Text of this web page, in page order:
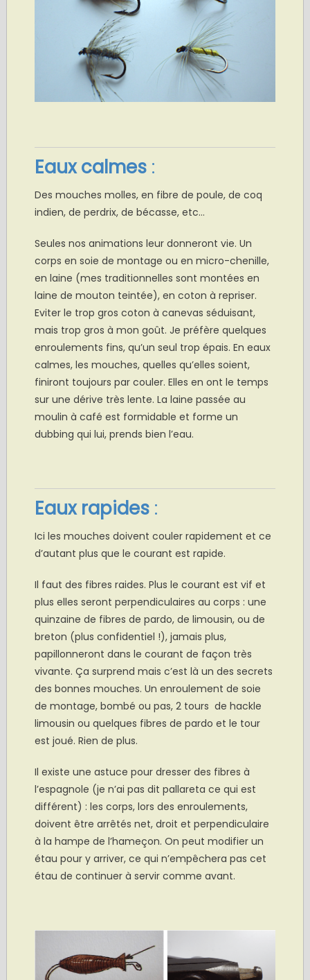
Eaux calmes:
Des mouches molles, en fibre de poule, de coq
indien, de perdrix, de bécasse, etc…
Seules nos animations leur donneront vie. Un
corps en soie de montage ou en micro-chenille,
en laine (mes traditionnelles sont montées en
laine de mouton teintée), en coton à repriser.
Eviter le trop gros coton à canevas séduisant,
mais trop gros à mon goût. Je préfère quelques
enroulements fins, qu’un seul trop épais. En eaux
calmes, les mouches, quelles qu’elles soient,
finiront toujours par couler. Elles en ont le temps
sur une dérive très lente. La laine passée au
moulin à café est formidable et forme un
dubbing qui lui, prends bien l’eau.
Eaux rapides:
Ici les mouches doivent couler rapidement et ce
d’autant plus que le courant est rapide.
Il faut des fibres raides. Plus le courant est vif et
plus elles seront perpendiculaires au corps : une
quinzaine de fibres de pardo, de limousin, ou de
breton (plus confidentiel !), jamais plus,
papillonneront dans le courant de façon très
vivante. Ça surprend mais c’est là un des secrets
des bonnes mouches. Un enroulement de soie
de montage, bombé ou pas, 2 tours de hackle
limousin ou quelques fibres de pardo et le tour
est joué. Rien de plus.
Il existe une astuce pour dresser des fibres à
l’espagnole (je n’ai pas dit pallareta ce qui est
différent) : les corps, lors des enroulements,
doivent être arrêtés net, droit et perpendiculaire
à la hampe de l’hameçon. On peut modifier un
étau pour y arriver, ce qui n’empêchera pas cet
étau de continuer à servir comme avant.